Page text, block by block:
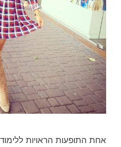
אחת התופעות הראויות